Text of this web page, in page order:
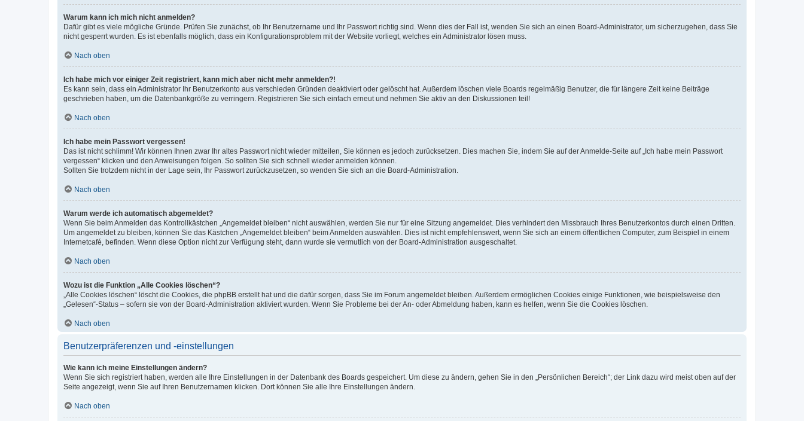
Warum kann ich mich nicht anmelden?
Dafür gibt es viele mögliche Gründe. Prüfen Sie zunächst, ob Ihr Benutzername und Ihr Passwort richtig sind. Wenn dies der Fall ist, wenden Sie sich an einen Board-Administrator, um sicherzugehen, dass Sie
nicht gesperrt wurden. Es ist ebenfalls möglich, dass ein Konfigurationsproblem mit der Website vorliegt, welches ein Administrator lösen muss.
Nach oben
Ich habe mich vor einiger Zeit registriert, kann mich aber nicht mehr anmelden?!
Es kann sein, dass ein Administrator Ihr Benutzerkonto aus verschieden Gründen deaktiviert oder gelöscht hat. Außerdem löschen viele Boards regelmäßig Benutzer, die für längere Zeit keine Beiträge
geschrieben haben, um die Datenbankgröße zu verringern. Registrieren Sie sich einfach erneut und nehmen Sie aktiv an den Diskussionen teil!
Nach oben
Ich habe mein Passwort vergessen!
Das ist nicht schlimm! Wir können Ihnen zwar Ihr altes Passwort nicht wieder mitteilen, Sie können es jedoch zurücksetzen. Dies machen Sie, indem Sie auf der Anmelde-Seite auf „Ich habe mein Passwort
vergessen“ klicken und den Anweisungen folgen. So sollten Sie sich schnell wieder anmelden können.
Sollten Sie trotzdem nicht in der Lage sein, Ihr Passwort zurückzusetzen, so wenden Sie sich an die Board-Administration.
Nach oben
Warum werde ich automatisch abgemeldet?
Wenn Sie beim Anmelden das Kontrollkästchen „Angemeldet bleiben“ nicht auswählen, werden Sie nur für eine Sitzung angemeldet. Dies verhindert den Missbrauch Ihres Benutzerkontos durch einen Dritten.
Um angemeldet zu bleiben, können Sie das Kästchen „Angemeldet bleiben“ beim Anmelden auswählen. Dies ist nicht empfehlenswert, wenn Sie sich an einem öffentlichen Computer, zum Beispiel in einem
Internetcafé, befinden. Wenn diese Option nicht zur Verfügung steht, dann wurde sie vermutlich von der Board-Administration ausgeschaltet.
Nach oben
Wozu ist die Funktion „Alle Cookies löschen“?
„Alle Cookies löschen“ löscht die Cookies, die phpBB erstellt hat und die dafür sorgen, dass Sie im Forum angemeldet bleiben. Außerdem ermöglichen Cookies einige Funktionen, wie beispielsweise den
„Gelesen“-Status – sofern sie von der Board-Administration aktiviert wurden. Wenn Sie Probleme bei der An- oder Abmeldung haben, kann es helfen, wenn Sie die Cookies löschen.
Nach oben
Benutzerpräferenzen und -einstellungen
Wie kann ich meine Einstellungen ändern?
Wenn Sie sich registriert haben, werden alle Ihre Einstellungen in der Datenbank des Boards gespeichert. Um diese zu ändern, gehen Sie in den „Persönlichen Bereich“; der Link dazu wird meist oben auf der
Seite angezeigt, wenn Sie auf Ihren Benutzernamen klicken. Dort können Sie alle Ihre Einstellungen ändern.
Nach oben